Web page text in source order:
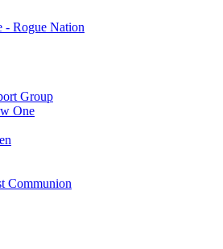
- Rogue Nation
Group
One
Communion